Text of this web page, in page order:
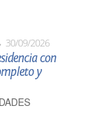
30/09/2026
con
y